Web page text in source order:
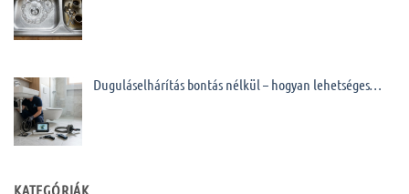
Duguláselhárítás bontás nélkül – hogyan lehetséges…
KATEGÓRIÁK